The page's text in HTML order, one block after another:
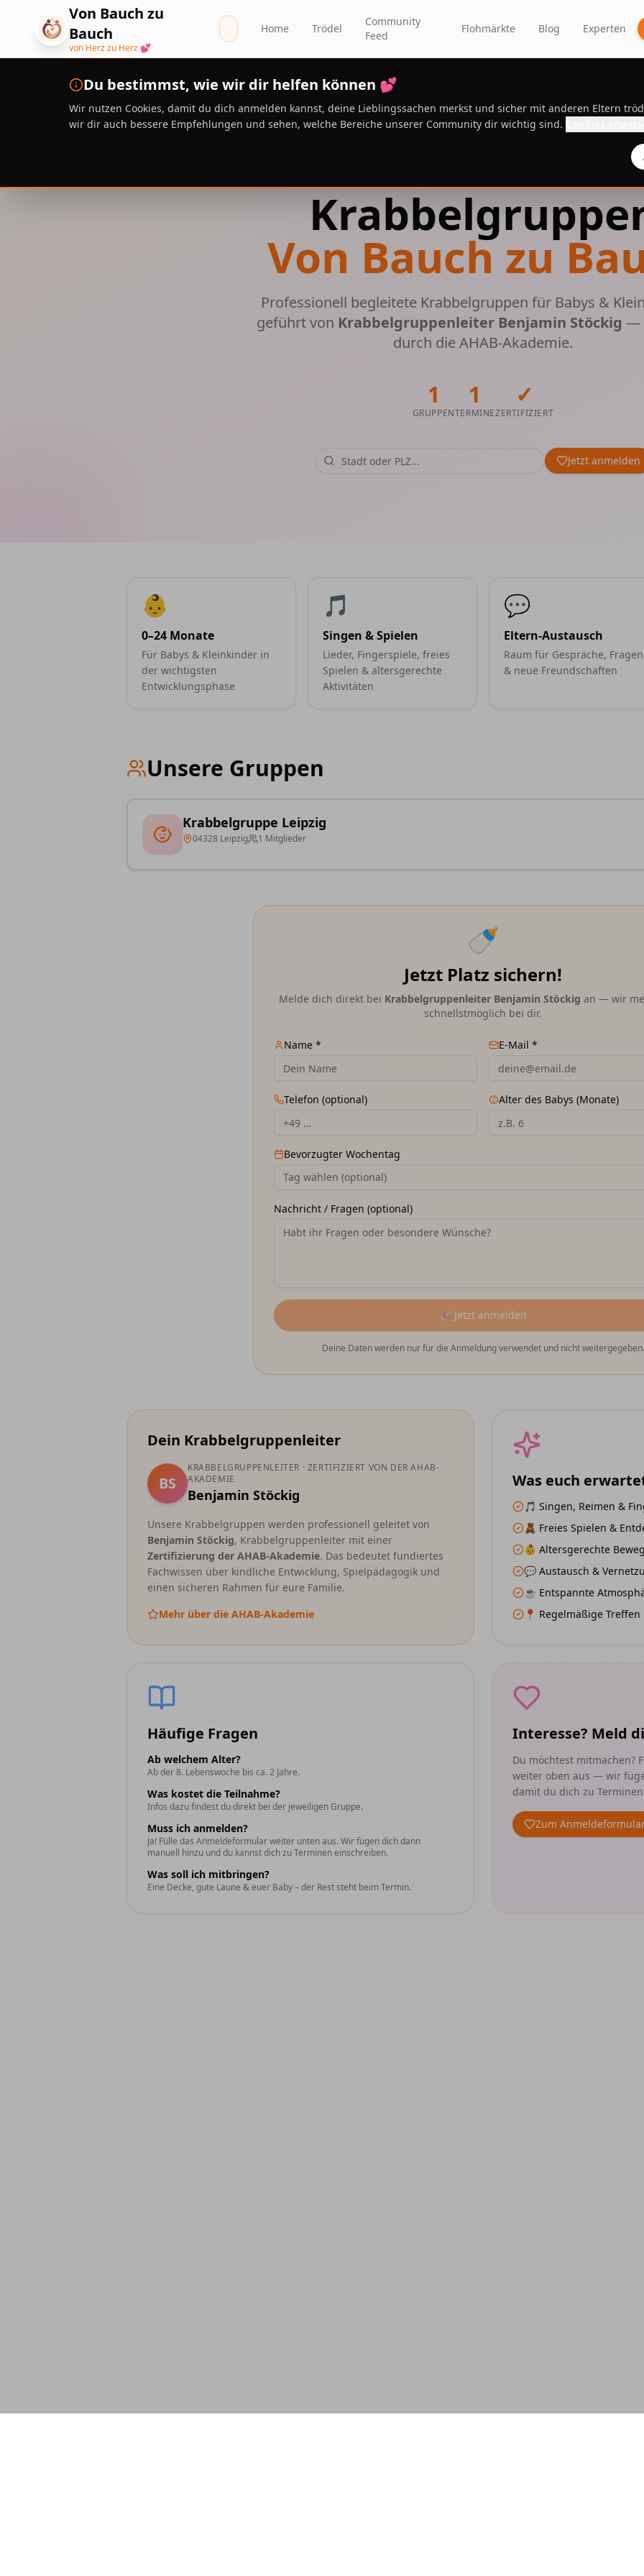
Zum Hauptinhalt springen
Von Bauch zu
Bauch
von Herz zu Herz 💕
Home Trödel
Community
Feed
Flohmärkte Blog Experten
Von Bauch zu
Professionell begleitete Krabbelgruppen für Babys &
geführt von Krabbelgruppenleiter Benjamin Stöckig —
durch die AHAB-Akademie.
1
GRUPPEN
1
TERMINE
✓
ZERTIFIZIERT
Jetzt anmelden
👶
0–24 Monate
Für Babys & Kleinkinder in
der wichtigsten
Entwicklungsphase
🎵
Singen & Spielen
Lieder, Fingerspiele, freies
Spielen & altersgerechte
Aktivitäten
💬
Eltern-Austausch
Raum für Gespräche, Fragen
& neue Freundschaften
Unsere Gruppen
Krabbelgruppe Leipzig
04328 Leipzig 1 Mitglieder
🍼
Jetzt Platz sichern!
Melde dich direkt bei Krabbelgruppenleiter Benjamin Stöckig an — wir
schnellstmöglich bei dir.
Name * E-Mail *
Telefon (optional) Alter des Babys (Monate)
Bevorzugter Wochentag
Tag wählen (optional)
Nachricht / Fragen (optional)
🎉 Jetzt anmelden
Deine Daten werden nur für die Anmeldung verwendet und nicht weitergegeben.
Dein Krabbelgruppenleiter
BS
KRABBELGRUPPENLEITER · ZERTIFIZIERT VON DER AHAB-
AKADEMIE
Benjamin Stöckig
Unsere Krabbelgruppen werden professionell geleitet von
Benjamin Stöckig, Krabbelgruppenleiter mit einer
Zertifizierung der AHAB-Akademie. Das bedeutet fundiertes
Fachwissen über kindliche Entwicklung, Spielpädagogik und
einen sicheren Rahmen für eure Familie.
Mehr über die AHAB-Akademie
Was euch
🎵 Singen, Reimen &
🧸 Freies Spielen &
👶 Altersgerechte
💬 Austausch &
☕ Entspannte
📍 Regelmäßige
Häufige Fragen
Ab welchem Alter?
Ab der 8. Lebenswoche bis ca. 2 Jahre.
Was kostet die Teilnahme?
Infos dazu findest du direkt bei der jeweiligen Gruppe.
Muss ich anmelden?
Ja! Fülle das Anmeldeformular weiter unten aus. Wir fügen dich dann
manuell hinzu und du kannst dich zu Terminen einschreiben.
Was soll ich mitbringen?
Eine Decke, gute Laune & euer Baby – der Rest steht beim Termin.
Interesse? Meld
Du möchtest mitmachen?
weiter oben aus — wir
damit du dich zu
Zum
Du bestimmst, wie wir dir helfen können 💕
Wir nutzen Cookies, damit du dich anmelden kannst, deine Lieblingssachen merkst und sicher mit anderen Eltern
wir dir auch bessere Empfehlungen und sehen, welche Bereiche unserer Community dir wichtig sind.